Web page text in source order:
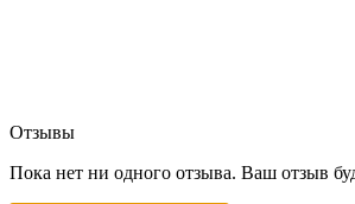
Отзывы
Пока нет ни одного отзыва. Ваш отзыв